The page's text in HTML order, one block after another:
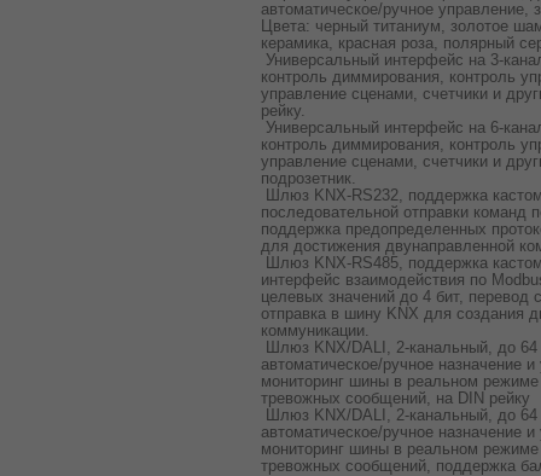
автоматическое/ручное
Цвета: черный титаниум, золотое
керамика, красная роза, полярный
Универсальный интерфейс на 3-
контроль диммирования, контроль
управление сценами, счетчики и
рейку.
Универсальный интерфейс на 6-
контроль диммирования, контроль
управление сценами, счетчики и
подрозетник.
Шлюз KNX-RS232, поддержка
последовательной отправки команд
поддержка предопределенных
для достижения двунаправленной
Шлюз KNX-RS485, поддержка
интерфейс взаимодействия по
целевых значений до 4 бит,
отправка в шину KNX для создания
коммуникации.
Шлюз KNX/DALI, 2-канальный, до 64
автоматическое/ручное назначение
мониторинг шины в реальном режиме
тревожных сообщений, на DIN рейку
Шлюз KNX/DALI, 2-канальный, до 64
автоматическое/ручное назначение
мониторинг шины в реальном режиме
тревожных сообщений, поддержка